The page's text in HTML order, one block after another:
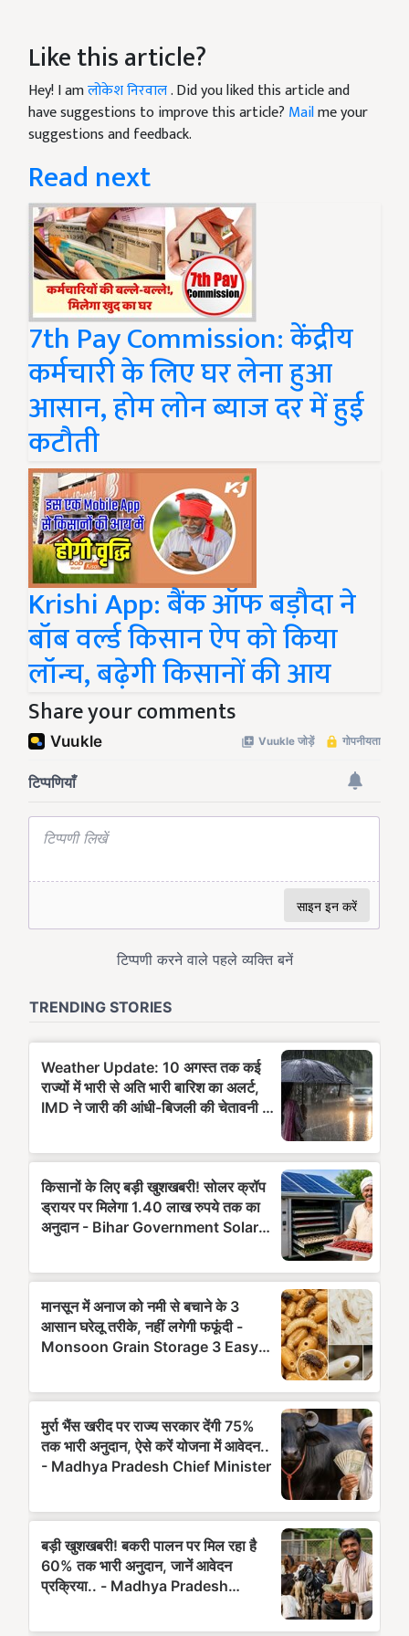
Like this article?
Hey! I amलोकेश निरवाल. Did you liked this article and
have suggestions to improve this article? Mailme your
suggestions and feedback.
Read next
7th Pay Commission: केंद्रीय
कर्मचारी के लिए घर लेना हुआ
आसान, होम लोन ब्याज दर में हुई
कटौती
Krishi App: बैंक ऑफ बड़ौदा ने
बॉब वर्ल्ड किसान ऐप को किया
लॉन्च, बढ़ेगी किसानों की आय
Share your comments